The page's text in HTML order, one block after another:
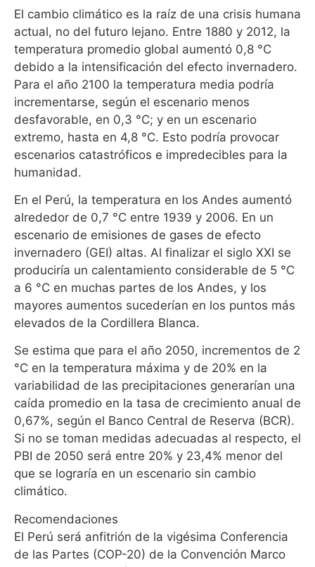
El cambio climático es la raíz de una crisis humana
actual, no del futuro lejano. Entre 1880 y 2012, la
temperatura promedio global aumentó 0,8 °C
debido a la intensificación del efecto invernadero.
Para el año 2100 la temperatura media podría
incrementarse, según el escenario menos
desfavorable, en 0,3 °C; y en un escenario
extremo, hasta en 4,8 °C. Esto podría provocar
escenarios catastróficos e impredecibles para la
humanidad.
En el Perú, la temperatura en los Andes aumentó
alrededor de 0,7 °C entre 1939 y 2006. En un
escenario de emisiones de gases de efecto
invernadero (GEI) altas. Al finalizar el siglo XXI se
produciría un calentamiento considerable de 5 °C
a 6 °C en muchas partes de los Andes, y los
mayores aumentos sucederían en los puntos más
elevados de la Cordillera Blanca.
Se estima que para el año 2050, incrementos de 2
°C en la temperatura máxima y de 20% en la
variabilidad de las precipitaciones generarían una
caída promedio en la tasa de crecimiento anual de
0,67%, según el Banco Central de Reserva (BCR).
Si no se toman medidas adecuadas al respecto, el
PBI de 2050 será entre 20% y 23,4% menor del
que se lograría en un escenario sin cambio
climático.
Recomendaciones
El Perú será anfitrión de la vigésima Conferencia
de las Partes (COP-20) de la Convención Marco